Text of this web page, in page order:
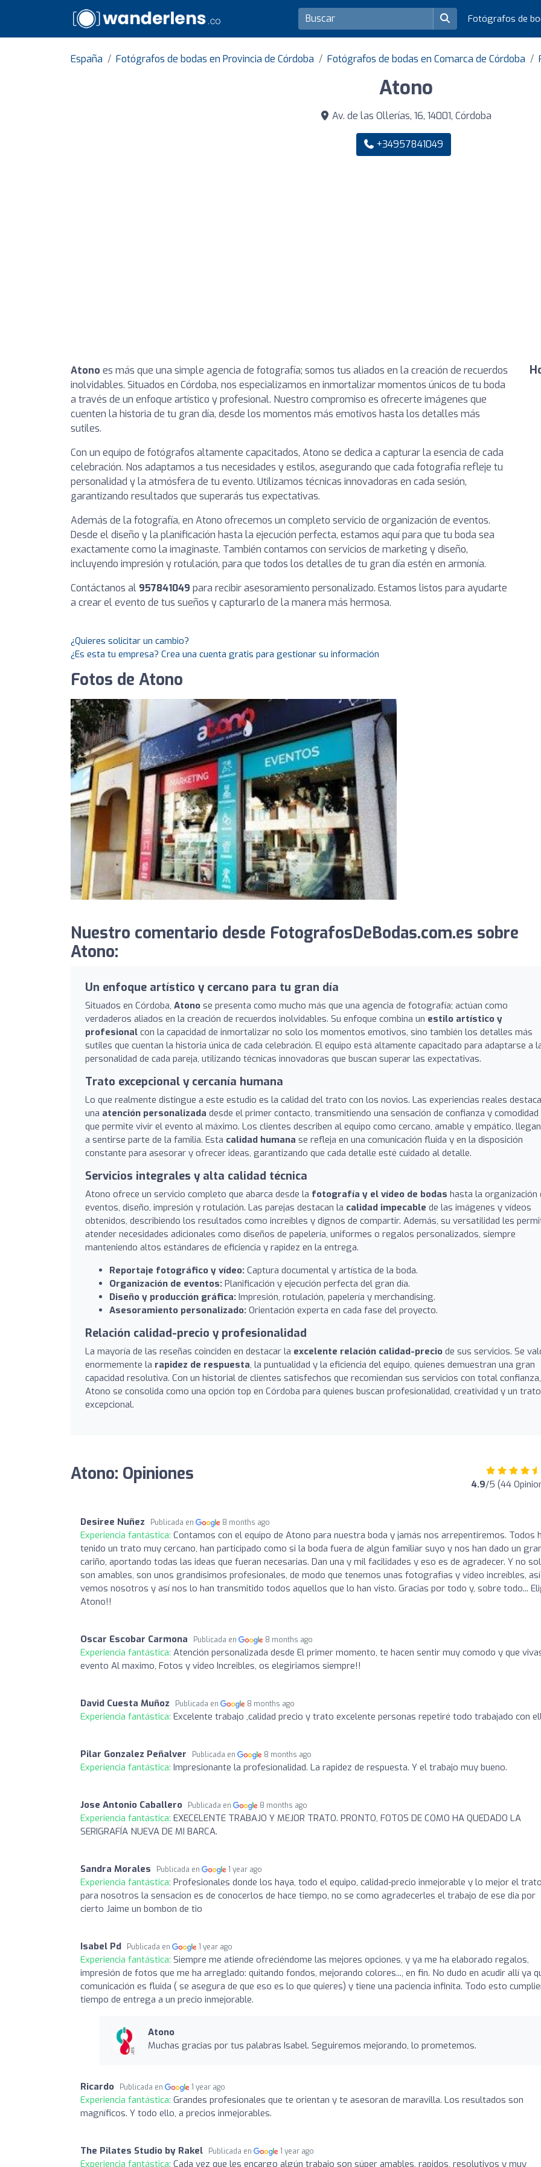
Fotógrafos de
España Fotógrafos de bodas en Provincia de Córdoba Fotógrafos de bodas en Comarca de Córdoba
Atono
Av. de las Ollerías, 16, 14001, Córdoba
+34957841049
Atono es más que una simple agencia de fotografía; somos tus aliados en la creación de recuerdos
inolvidables. Situados en Córdoba, nos especializamos en inmortalizar momentos únicos de tu boda
a través de un enfoque artístico y profesional. Nuestro compromiso es ofrecerte imágenes que
cuenten la historia de tu gran día, desde los momentos más emotivos hasta los detalles más
sutiles.
Con un equipo de fotógrafos altamente capacitados, Atono se dedica a capturar la esencia de cada
celebración. Nos adaptamos a tus necesidades y estilos, asegurando que cada fotografía refleje tu
personalidad y la atmósfera de tu evento. Utilizamos técnicas innovadoras en cada sesión,
garantizando resultados que superarás tus expectativas.
Además de la fotografía, en Atono ofrecemos un completo servicio de organización de eventos.
Desde el diseño y la planificación hasta la ejecución perfecta, estamos aquí para que tu boda sea
exactamente como la imaginaste. También contamos con servicios de marketing y diseño,
incluyendo impresión y rotulación, para que todos los detalles de tu gran día estén en armonía.
Contáctanos al 957841049 para recibir asesoramiento personalizado. Estamos listos para ayudarte
a crear el evento de tus sueños y capturarlo de la manera más hermosa.
¿Quieres solicitar un cambio?
¿Es esta tu empresa? Crea una cuenta gratis para gestionar su información
Fotos de Atono
Nuestro comentario desde FotografosDeBodas.com.es sobre
Atono:
Un enfoque artístico y cercano para tu gran día
Situados en Córdoba, Atono se presenta como mucho más que una agencia de fotografía; actúan como
verdaderos aliados en la creación de recuerdos inolvidables. Su enfoque combina un estilo artístico y
profesional con la capacidad de inmortalizar no solo los momentos emotivos, sino también los detalles más
sutiles que cuentan la historia única de cada celebración. El equipo está altamente capacitado para adaptarse a
personalidad de cada pareja, utilizando técnicas innovadoras que buscan superar las expectativas.
Trato excepcional y cercanía humana
Lo que realmente distingue a este estudio es la calidad del trato con los novios. Las experiencias reales
una atención personalizada desde el primer contacto, transmitiendo una sensación de confianza y comodidad
que permite vivir el evento al máximo. Los clientes describen al equipo como cercano, amable y empático,
a sentirse parte de la familia. Esta calidad humana se refleja en una comunicación fluida y en la disposición
constante para asesorar y ofrecer ideas, garantizando que cada detalle esté cuidado al detalle.
Servicios integrales y alta calidad técnica
Atono ofrece un servicio completo que abarca desde la fotografía y el vídeo de bodas hasta la organización
eventos, diseño, impresión y rotulación. Las parejas destacan la calidad impecable de las imágenes y vídeos
obtenidos, describiendo los resultados como increíbles y dignos de compartir. Además, su versatilidad les
atender necesidades adicionales como diseños de papelería, uniformes o regalos personalizados, siempre
manteniendo altos estándares de eficiencia y rapidez en la entrega.
Reportaje fotográfico y vídeo: Captura documental y artística de la boda.
Organización de eventos: Planificación y ejecución perfecta del gran día.
Diseño y producción gráfica: Impresión, rotulación, papelería y merchandising.
Asesoramiento personalizado: Orientación experta en cada fase del proyecto.
Relación calidad-precio y profesionalidad
La mayoría de las reseñas coinciden en destacar la excelente relación calidad-precio de sus servicios. Se
enormemente la rapidez de respuesta, la puntualidad y la eficiencia del equipo, quienes demuestran una gran
capacidad resolutiva. Con un historial de clientes satisfechos que recomiendan sus servicios con total confianza,
Atono se consolida como una opción top en Córdoba para quienes buscan profesionalidad, creatividad y un trato
excepcional.
Atono: Opiniones 4.9/5 (44
Desiree Nuñez Publicada en 8 months ago
Experiencia fantástica: Contamos con el equipo de Atono para nuestra boda y jamás nos arrepentiremos. Todos
tenido un trato muy cercano, han participado como si la boda fuera de algún familiar suyo y nos han dado un
cariño, aportando todas las ideas que fueran necesarias. Dan una y mil facilidades y eso es de agradecer. Y no
son amables, son unos grandísimos profesionales, de modo que tenemos unas fotografías y vídeo increíbles,
vemos nosotros y así nos lo han transmitido todos aquellos que lo han visto. Gracias por todo y, sobre todo...
Atono!!
Oscar Escobar Carmona Publicada en 8 months ago
Experiencia fantástica: Atención personalizada desde El primer momento, te hacen sentir muy comodo y que
evento Al maximo, Fotos y video Increibles, os elegiriamos siempre!!
David Cuesta Muñoz Publicada en 8 months ago
Experiencia fantástica: Excelente trabajo ,calidad precio y trato excelente personas repetiré todo trabajado con
Pilar Gonzalez Peñalver Publicada en 8 months ago
Experiencia fantástica: Impresionante la profesionalidad. La rapidez de respuesta. Y el trabajo muy bueno.
Jose Antonio Caballero Publicada en 8 months ago
Experiencia fantástica: EXECELENTE TRABAJO Y MEJOR TRATO. PRONTO, FOTOS DE COMO HA QUEDADO LA
SERIGRAFÍA NUEVA DE MI BARCA.
Sandra Morales Publicada en 1 year ago
Experiencia fantástica: Profesionales donde los haya, todo el equipo, calidad-precio inmejorable y lo mejor el
para nosotros la sensacion es de conocerlos de hace tiempo, no se como agradecerles el trabajo de ese dia por
cierto Jaime un bombon de tio
Isabel Pd Publicada en 1 year ago
Experiencia fantástica: Siempre me atiende ofreciéndome las mejores opciones, y ya me ha elaborado regalos,
impresión de fotos que me ha arreglado: quitando fondos, mejorando colores..., en fin. No dudo en acudir allí ya
comunicación es fluida ( se asegura de que eso es lo que quieres) y tiene una paciencia infinita. Todo esto
tiempo de entrega a un precio inmejorable.
Atono
Muchas gracias por tus palabras Isabel. Seguiremos mejorando, lo prometemos.
Ricardo Publicada en 1 year ago
Experiencia fantástica: Grandes profesionales que te orientan y te asesoran de maravilla. Los resultados son
magníficos. Y todo ello, a precios inmejorables.
The Pilates Studio by Rakel Publicada en 1 year ago
Experiencia fantástica: Cada vez que les encargo algún trabajo son súper amables, rapidos, resolutivos y muy